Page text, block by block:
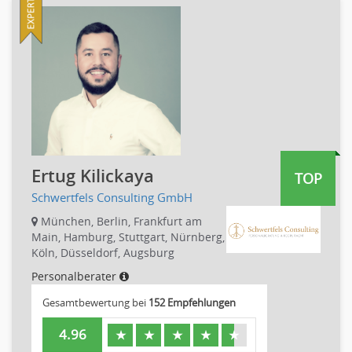
Fotografie, Video
Grafik- und Kommunikationsdesign
Medien-, Screen-, Webdesign
Modedesign, Schmuckdesign
Produktdesign, Industriedesign
Theater, Schauspiel, Musik, Tanz
Beschaffungslogistik
Disposition
Einkauf
Entsorgungslogistik
Fuhrparkmanagement
Lagerlogistik
Einkauf, Materialwirtschaft & Logistik Leitung, Teamleitung
Materialwirtschaft
Produktionslogistik
TOP
Ertug Kilickaya
Schwertfels Consulting GmbH
München, Berlin, Frankfurt am
Main, Hamburg, Stuttgart, Nürnberg,
Köln, Düsseldorf, Augsburg
Personalberater
Gesamtbewertung bei 152 Empfehlungen
4.96 ★ ★ ★ ★ ★